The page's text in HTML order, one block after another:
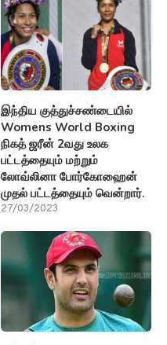
இந்திய குத்துச்சண்டையில்
Womens World Boxing
நிகத் ஜரீன் 2வது உலக
பட்டத்தையும் மற்றும்
லோவ்லினா போர்கோஹைன்
முதல் பட்டத்தையும் வென்றார்.
27/03/2023